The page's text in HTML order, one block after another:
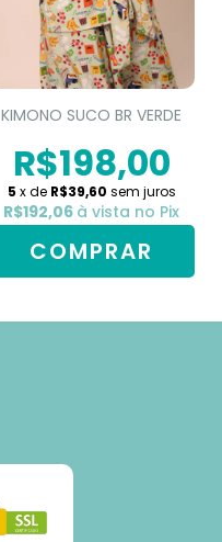
KIMONO SUCO BR VERDE
R$198,00
5 x de R$39,60 sem juros
R$192,06 à vista no Pix
COMPRAR